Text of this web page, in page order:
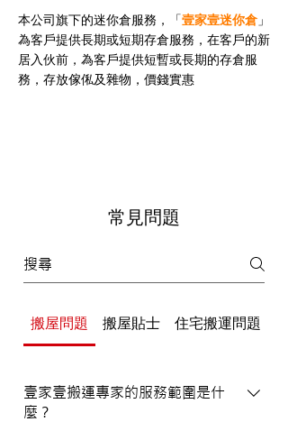
本公司旗下的迷你倉服務，「壹家壹迷你倉 」
為客戶提供長期或短期存倉服務，在客戶的新
居入伙前，為客戶提供短暫或長期的存倉服
務，存放傢俬及雜物，價錢實惠
常見問題
搬屋問題 搬屋貼士 住宅搬運問題
壹家壹搬運專家的服務範圍是什
麼？